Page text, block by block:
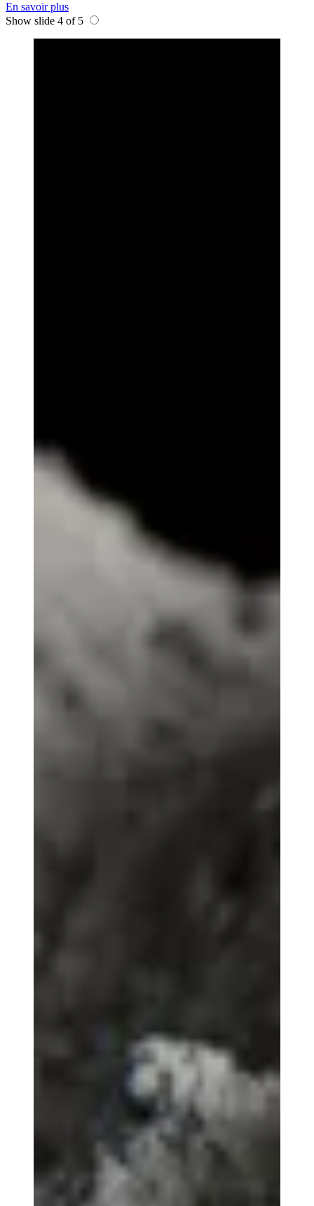
En savoir plus
Show slide 4 of 5